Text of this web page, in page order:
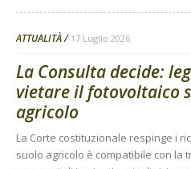
ATTUALITÀ 17 Luglio 2026
La Consulta decide:
vietare il fotovoltaico
agricolo
La Corte costituzionale respinge i
suolo agricolo è compatibile con la